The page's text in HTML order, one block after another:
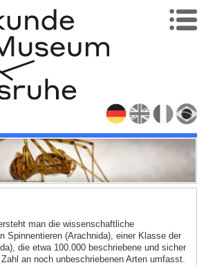
man die wissenschaftliche
Spinnentieren (Arachnida), einer Klasse der
die etwa 100.000 beschriebene und sicher
an noch unbeschriebenen Arten umfasst.